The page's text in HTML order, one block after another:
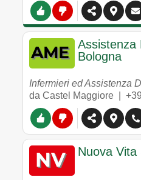
Assistenza
Bologna
Infermieri ed Assistenza
da Castel Maggiore |
Nuova Vita